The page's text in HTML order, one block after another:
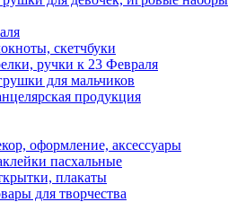
скетчбуки
ручки к 23 Февраля
для мальчиков
продукция
оформление, аксессуары
пасхальные
плакаты
для творчества